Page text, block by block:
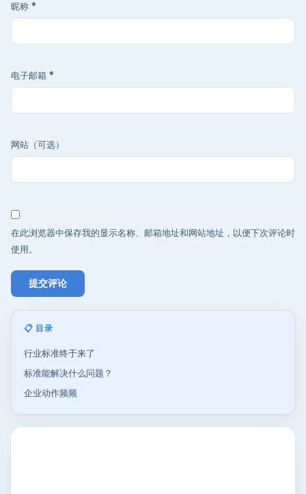
昵称 *
电子邮箱 *
网站（可选）
在此浏览器中保存我的显示名称、邮箱地址和网站地址，以便下次评论时
使用。
📋 目录
行业标准终于来了
标准能解决什么问题？
企业动作频频